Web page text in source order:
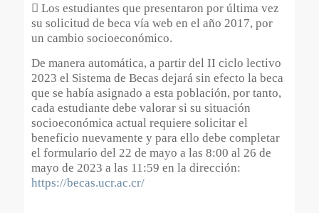
 Los estudiantes que presentaron por última vez
su solicitud de beca vía web en el año 2017, por
un cambio socioeconómico.
De manera automática, a partir del II ciclo lectivo
2023 el Sistema de Becas dejará sin efecto la beca
que se había asignado a esta población, por tanto,
cada estudiante debe valorar si su situación
socioeconómica actual requiere solicitar el
beneficio nuevamente y para ello debe completar
el formulario del 22 de mayo a las 8:00 al 26 de
mayo de 2023 a las 11:59 en la dirección:
https://becas.ucr.ac.cr/